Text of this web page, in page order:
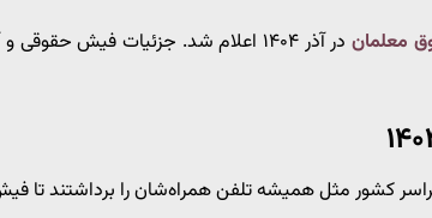
معلمان
در آذر ۱۴۰۴ اعلام شد. جزئیات فیش